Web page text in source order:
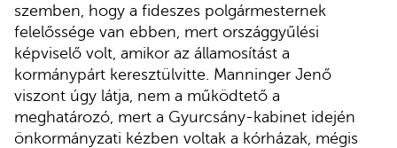
szemben, hogy a fideszes polgármesternek
felelőssége van ebben, mert országgyűlési
képviselő volt, amikor az államosítást a
kormánypárt keresztülvitte. Manninger Jenő
viszont úgy látja, nem a működtető a
meghatározó, mert a Gyurcsány-kabinet idején
önkormányzati kézben voltak a kórházak, mégis